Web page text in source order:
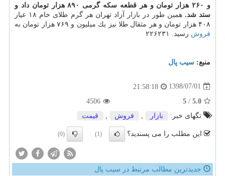
و ۲۶۰ هزار تومان و هر قطعه سكه گرمی ۸۹۰ هزار تومان داد و
ستد شد.
همین طور در بازار آزاد تهران هر گرم طلای خام ۱۸ عیار
۴۰۸ هزار تومان و هر مثقال طلا نیز یك میلیون و ۷۶۹ هزار تومان به
فروش رسید. ۲۲۶۲۳۱
منبع: سیب پال
1398/07/01
21:58:18
5.0
/
5
4506
تگهای خبر:
بازار فروش قیمت
این مطلب را می پسندید؟ (1)
(0)
جدیدترین مطالب مرتبط در سیب پال